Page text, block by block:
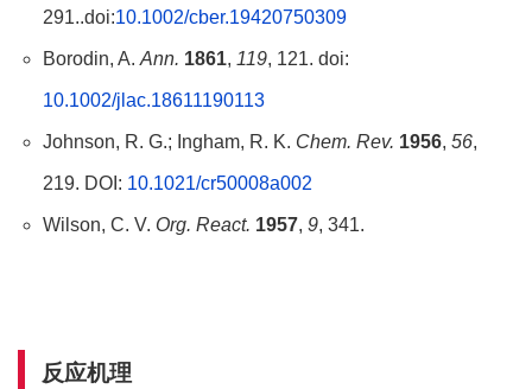
291..doi:10.1002/cber.19420750309
Borodin, A. Ann. 1861, 119, 121. doi:
10.1002/jlac.18611190113
Johnson, R. G.; Ingham, R. K. Chem. Rev. 1956, 56,
219. DOI: 10.1021/cr50008a002
Wilson, C. V. Org. React. 1957, 9, 341.
反应机理